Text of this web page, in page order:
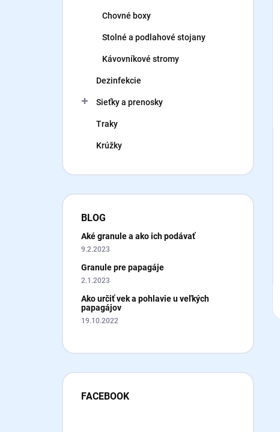
Chovné boxy
Stolné a podlahové stojany
Kávovníkové stromy
Dezinfekcie
Sieťky a prenosky
Traky
Krúžky
BLOG
Aké granule a ako ich podávať
9.2.2023
Granule pre papagáje
2.1.2023
Ako určiť vek a pohlavie u veľkých
papagájov
19.10.2022
FACEBOOK